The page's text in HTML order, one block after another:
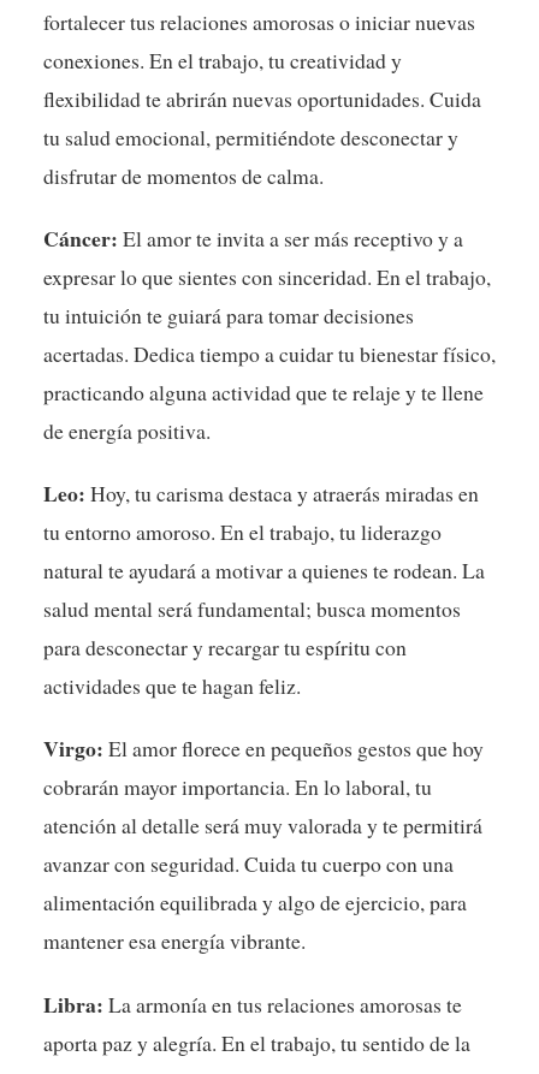
fortalecer tus relaciones amorosas o iniciar nuevas
conexiones. En el trabajo, tu creatividad y
flexibilidad te abrirán nuevas oportunidades. Cuida
tu salud emocional, permitiéndote desconectar y
disfrutar de momentos de calma.
Cáncer: El amor te invita a ser más receptivo y a
expresar lo que sientes con sinceridad. En el trabajo,
tu intuición te guiará para tomar decisiones
acertadas. Dedica tiempo a cuidar tu bienestar físico,
practicando alguna actividad que te relaje y te llene
de energía positiva.
Leo: Hoy, tu carisma destaca y atraerás miradas en
tu entorno amoroso. En el trabajo, tu liderazgo
natural te ayudará a motivar a quienes te rodean. La
salud mental será fundamental; busca momentos
para desconectar y recargar tu espíritu con
actividades que te hagan feliz.
Virgo: El amor florece en pequeños gestos que hoy
cobrarán mayor importancia. En lo laboral, tu
atención al detalle será muy valorada y te permitirá
avanzar con seguridad. Cuida tu cuerpo con una
alimentación equilibrada y algo de ejercicio, para
mantener esa energía vibrante.
Libra: La armonía en tus relaciones amorosas te
aporta paz y alegría. En el trabajo, tu sentido de la